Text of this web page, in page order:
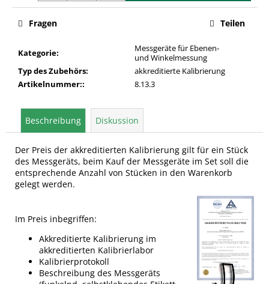
Kategorie:
Messgeräte für Ebenen-
und Winkelmessung
Typ des Zubehörs:
akkreditierte Kalibrierung
Artikelnummer:: 8.13.3
Fragen Teilen
Beschreibung Diskussion
Der Preis der akkreditierten Kalibrierung gilt für ein Stück
des Messgeräts, beim Kauf der Messgeräte im Set soll die
entsprechende Anzahl von Stücken in den Warenkorb
gelegt werden.
Im Preis inbegriffen:
Akkreditierte Kalibrierung im
akkreditierten Kalibrierlabor
Kalibrierprotokoll
Beschreibung des Messgeräts